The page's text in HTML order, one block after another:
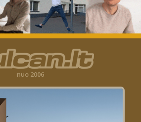
nuo 2006